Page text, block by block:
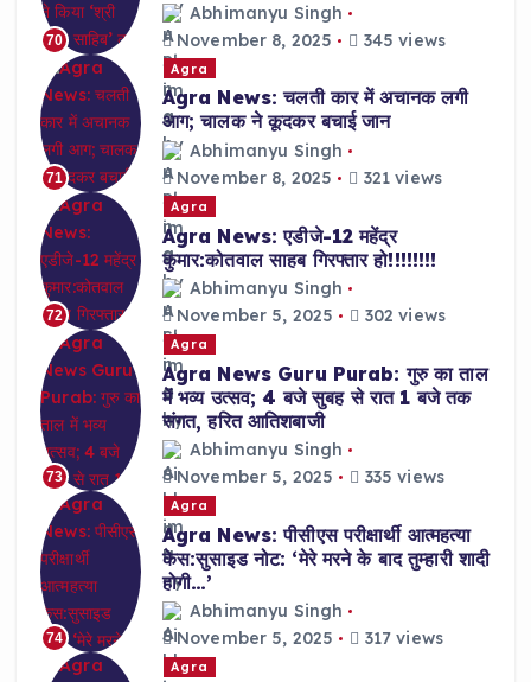
70
Abhimanyu Singh
November 8, 2025
345 views
71
Agra
Agra News: चलती कार में अचानक लगी
आग; चालक ने कूदकर बचाई जान
Abhimanyu Singh
November 8, 2025
321 views
72
Agra
Agra News: एडीजे-12 महेंद्र
कुमार:कोतवाल साहब गिरफ्तार हो!!!!!!!!
Abhimanyu Singh
November 5, 2025
302 views
73
Agra
Agra News Guru Purab: गुरु का ताल
में भव्य उत्सव; 4 बजे सुबह से रात 1 बजे तक
संगत, हरित आतिशबाजी
Abhimanyu Singh
November 5, 2025
335 views
74
Agra
Agra News: पीसीएस परीक्षार्थी आत्महत्या
केस:सुसाइड नोट: ‘मेरे मरने के बाद तुम्हारी शादी
होगी…’
Abhimanyu Singh
November 5, 2025
317 views
Agra